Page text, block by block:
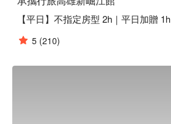
【平日】不指定房型 2h｜平日加贈 1h
5 (210)